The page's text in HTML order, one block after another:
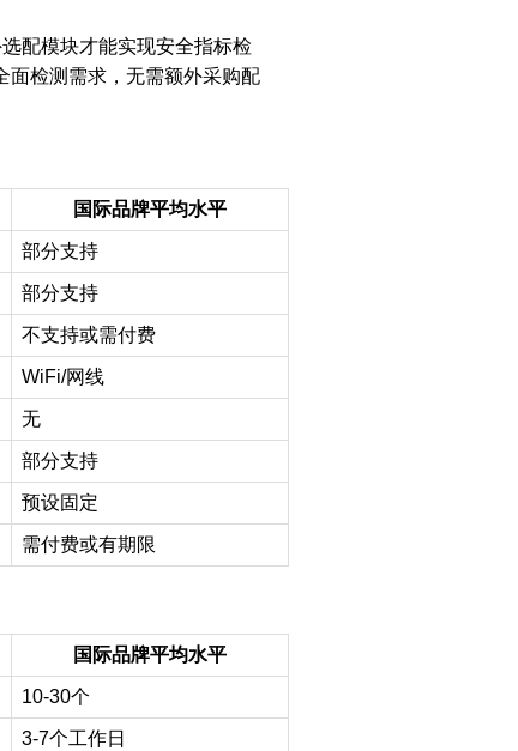
配模块才能实现安全指标检
面检测需求，无需额外采购配
国际品牌平均水平
部分支持
部分支持
不支持或需付费
WiFi/网线
无
部分支持
预设固定
需付费或有期限
国际品牌平均水平
10-30个
3-7个工作日